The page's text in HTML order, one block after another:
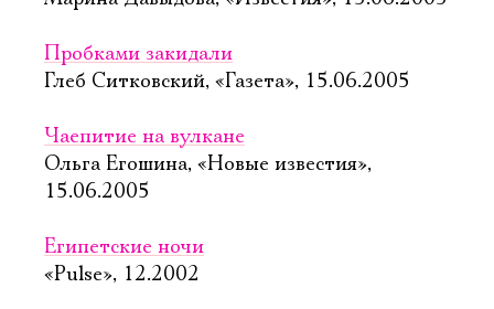
Пробками закидали
Глеб Ситковский, «Газета», 15.06.2005
Чаепитие на вулкане
Ольга Егошина, «Новые известия»,
15.06.2005
Египетские ночи
«Pulse», 12.2002